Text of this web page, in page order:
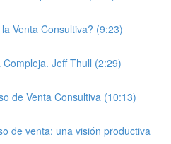
Venta Consultiva? (9:23)
Jeff Thull (2:29)
de Venta Consultiva (10:13)
de venta: una visión productiva